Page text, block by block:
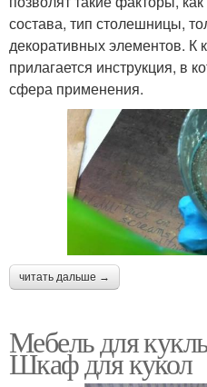
состава, тип столешницы,
декоративных элементов. К
прилагается инструкция, в
сфера применения.
читать дальше →
Мебель для
Шкаф для кукол